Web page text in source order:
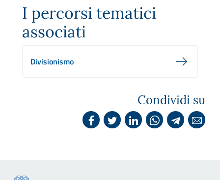
I percorsi tematici
associati
Divisionismo
Condividi su